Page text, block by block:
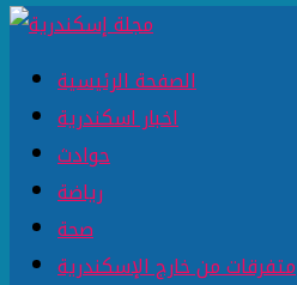
الصفحة الرئيسية
اخبار اسكندرية
حوادث
رياضة
صحة
متفرقات من خارج الإسكندرية